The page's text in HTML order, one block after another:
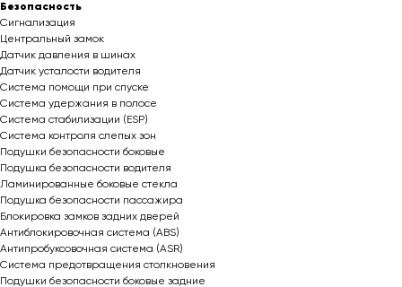
Безопасность
Сигнализация
Центральный замок
Датчик давления в шинах
Датчик усталости водителя
Система помощи при спуске
Система удержания в полосе
Система стабилизации (ESP)
Система контроля слепых зон
Подушки безопасности боковые
Подушка безопасности водителя
Ламинированные боковые стекла
Подушка безопасности пассажира
Блокировка замков задних дверей
Антиблокировочная система (ABS)
Антипробуксовочная система (ASR)
Система предотвращения столкновения
Подушки безопасности боковые задние